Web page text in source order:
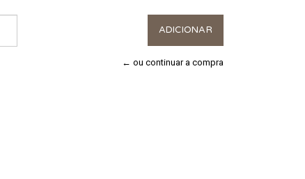
← ou continuar a compra